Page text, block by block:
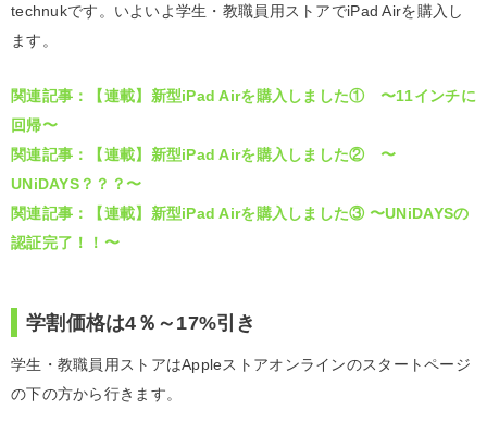
technukです。いよいよ学生・教職員用ストアでiPad Airを購入し
ます。
関連記事：【連載】新型iPad Airを購入しました① 〜11インチに
回帰〜
関連記事：【連載】新型iPad Airを購入しました② 〜
UNiDAYS？？？〜
関連記事：【連載】新型iPad Airを購入しました③ 〜UNiDAYSの
認証完了！！〜
学割価格は4％～17%引き
学生・教職員用ストアはAppleストアオンラインのスタートページ
の下の方から行きます。